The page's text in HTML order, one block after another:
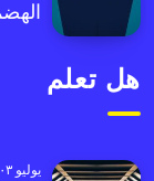
هل تعلم
يوليو ٠٣, ٢٠٢٢